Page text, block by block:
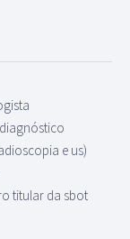
e us)
titular da sbot